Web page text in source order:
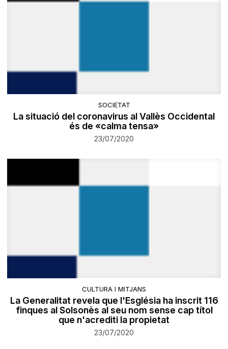
SOCIETAT
La situació del coronavirus al Vallès Occidental
és de «calma tensa»
23/07/2020
CULTURA I MITJANS
La Generalitat revela que l'Església ha inscrit 116
finques al Solsonès al seu nom sense cap títol
que n'acrediti la propietat
23/07/2020